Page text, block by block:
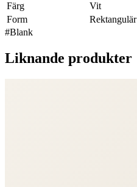
Färg
Vit
Form
Rektangulär
#Blank
Liknande produkter